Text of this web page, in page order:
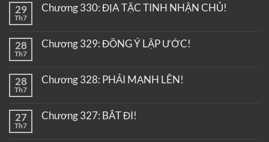
29
Th7
Chương 330: ĐỊA TẶC TINH NHẬN CHỦ!
28
Th7
Chương 329: ĐỒNG Ý LẬP ƯỚC!
28
Th7
Chương 328: PHẢI MẠNH LÊN!
27
Th7
Chương 327: BẮT ĐI!